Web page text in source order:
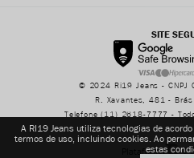
SITE
© 2024 Ri19 Jeans -
R. Xavantes, 481 -
Telefone (11) 2618-7777 -
Plataforma
A RI19 Jeans utiliza tecnologias de
termos de uso, incluindo cookies. Ao
estas